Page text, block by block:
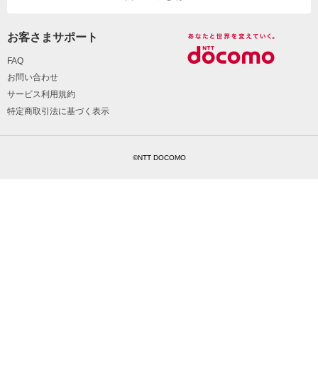
お客さまサポート
FAQ
お問い合わせ
サービス利用規約
特定商取引法に基づく表示
©NTT DOCOMO